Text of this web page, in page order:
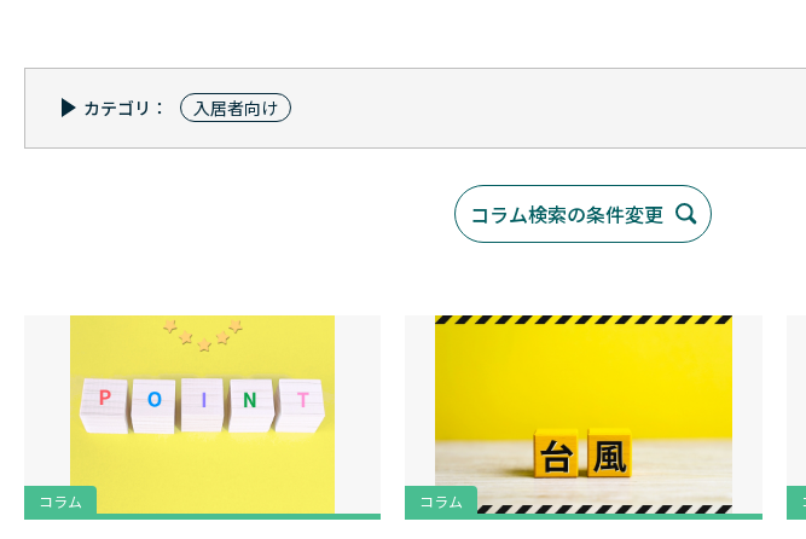
カテゴリ： 入居者向け
コラム検索の条件変更
コラム コラム